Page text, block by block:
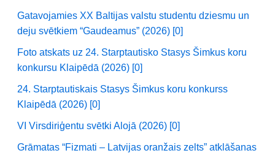
Gatavojamies XX Baltijas valstu studentu dziesmu un
deju svētkiem “Gaudeamus” (2026) [0]
Foto atskats uz 24. Starptautisko Stasys Šimkus koru
konkursu Klaipēdā (2026) [0]
24. Starptautiskais Stasys Šimkus koru konkurss
Klaipēdā (2026) [0]
VI Virsdiriģentu svētki Alojā (2026) [0]
Grāmatas “Fizmati – Latvijas oranžais zelts” atklāšanas